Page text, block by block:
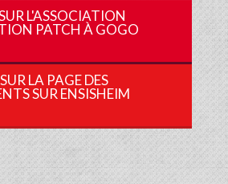
L'ASSOCIATION
PATCH À GOGO
LA PAGE DES
SUR ENSISHEIM